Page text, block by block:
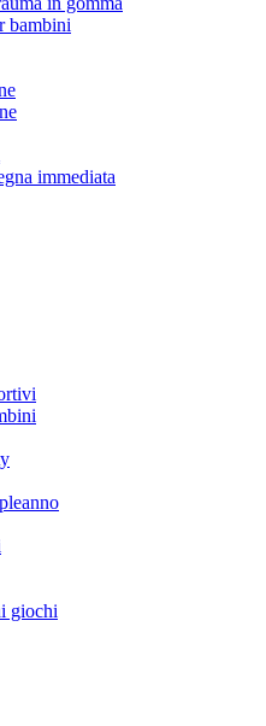
bambini
immediata
giochi